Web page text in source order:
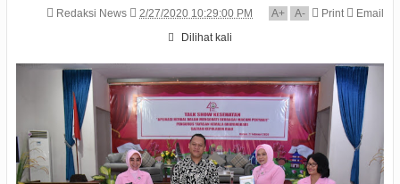
Redaksi News 2/27/2020 10:29:00 PM A+ A- Print
Email
Dilihat kali